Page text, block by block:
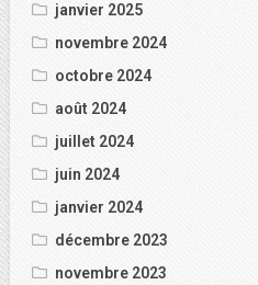
janvier 2025
novembre 2024
octobre 2024
août 2024
juillet 2024
juin 2024
janvier 2024
décembre 2023
novembre 2023